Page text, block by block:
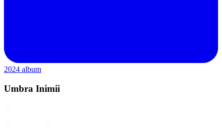
2024 album
Umbra Inimii